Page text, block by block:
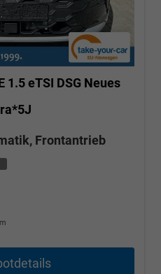
1.5 eTSI DSG Neues
Frontantrieb